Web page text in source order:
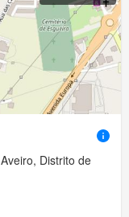
Distrito de